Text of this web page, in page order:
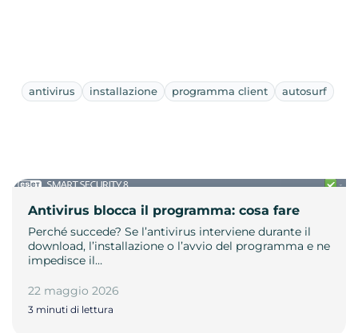
antivirus installazione programma client autosurf
Antivirus blocca il programma: cosa fare
Perché succede? Se l’antivirus interviene durante il
download, l’installazione o l’avvio del programma e ne
impedisce il…
22 maggio 2026
3 minuti di lettura